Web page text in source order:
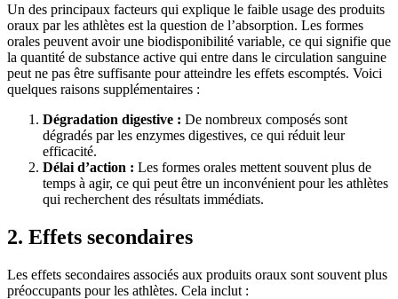
Un des principaux facteurs qui explique le faible usage des produits
oraux par les athlètes est la question de l’absorption. Les formes
orales peuvent avoir une biodisponibilité variable, ce qui signifie que
la quantité de substance active qui entre dans le circulation sanguine
peut ne pas être suffisante pour atteindre les effets escomptés. Voici
quelques raisons supplémentaires :
Dégradation digestive : De nombreux composés sont
dégradés par les enzymes digestives, ce qui réduit leur
efficacité.
Délai d’action : Les formes orales mettent souvent plus de
temps à agir, ce qui peut être un inconvénient pour les athlètes
qui recherchent des résultats immédiats.
2. Effets secondaires
Les effets secondaires associés aux produits oraux sont souvent plus
préoccupants pour les athlètes. Cela inclut :